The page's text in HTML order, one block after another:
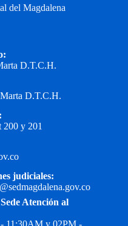
del Magdalena
D.T.C.H.
D.T.C.H.
y 201
judiciales:
Atención al
11:30AM y 02PM -